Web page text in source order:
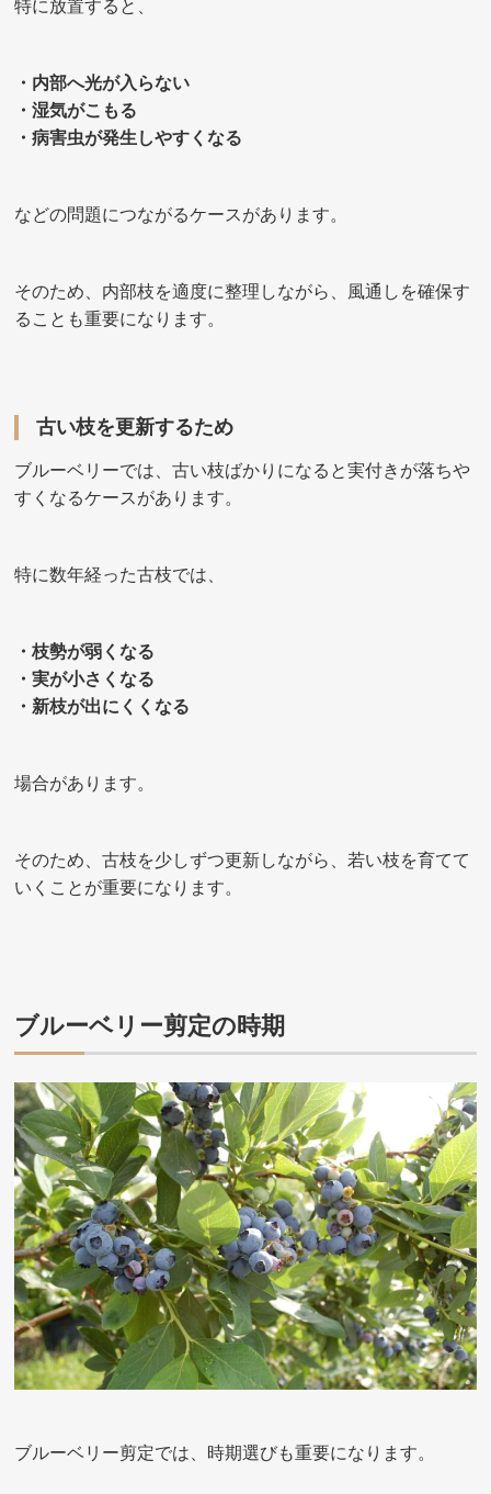
特に放置すると、
・内部へ光が入らない
・湿気がこもる
・病害虫が発生しやすくなる
などの問題につながるケースがあります。
そのため、内部枝を適度に整理しながら、風通しを確保す
ることも重要になります。
古い枝を更新するため
ブルーベリーでは、古い枝ばかりになると実付きが落ちや
すくなるケースがあります。
特に数年経った古枝では、
・枝勢が弱くなる
・実が小さくなる
・新枝が出にくくなる
場合があります。
そのため、古枝を少しずつ更新しながら、若い枝を育てて
いくことが重要になります。
ブルーベリー剪定の時期
ブルーベリー剪定では、時期選びも重要になります。